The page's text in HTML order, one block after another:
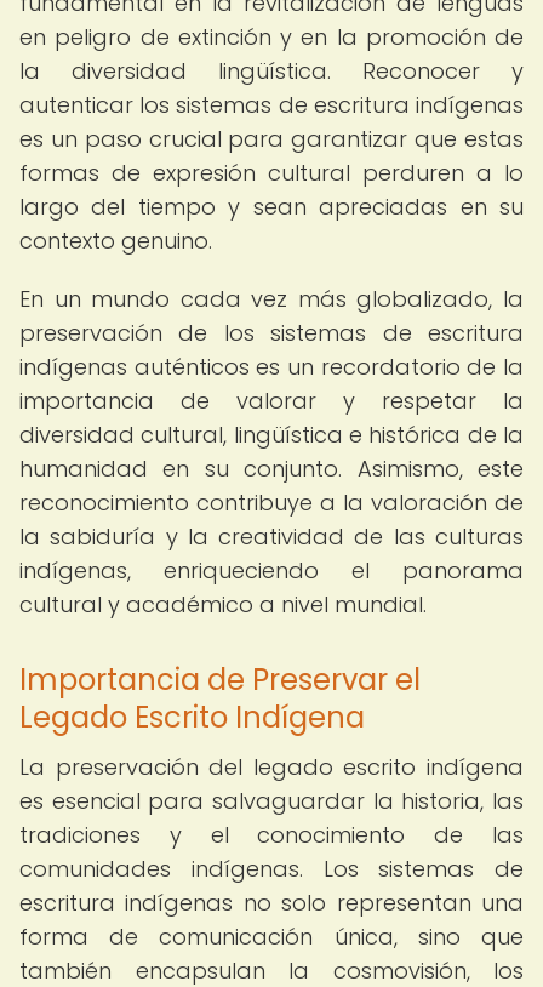
en peligro de extinción y en la promoción de
la diversidad lingüística. Reconocer y
autenticar los sistemas de escritura indígenas
es un paso crucial para garantizar que estas
formas de expresión cultural perduren a lo
largo del tiempo y sean apreciadas en su
contexto genuino.
En un mundo cada vez más globalizado, la
preservación de los sistemas de escritura
indígenas auténticos es un recordatorio de la
importancia de valorar y respetar la
diversidad cultural, lingüística e histórica de la
humanidad en su conjunto. Asimismo, este
reconocimiento contribuye a la valoración de
la sabiduría y la creatividad de las culturas
indígenas, enriqueciendo el panorama
cultural y académico a nivel mundial.
Importancia de Preservar el
Legado Escrito Indígena
La preservación del legado escrito indígena
es esencial para salvaguardar la historia, las
tradiciones y el conocimiento de las
comunidades indígenas. Los sistemas de
escritura indígenas no solo representan una
forma de comunicación única, sino que
también encapsulan la cosmovisión, los